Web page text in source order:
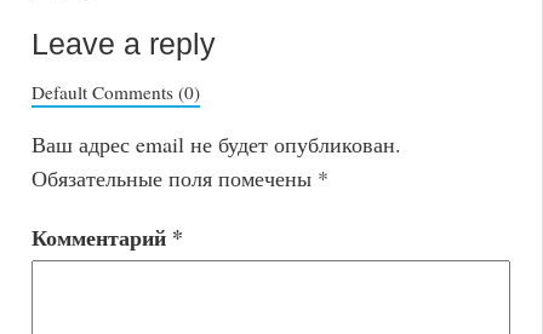
Leave a reply
Default Comments (0)
Ваш адрес email не будет опубликован.
Обязательные поля помечены *
Комментарий *